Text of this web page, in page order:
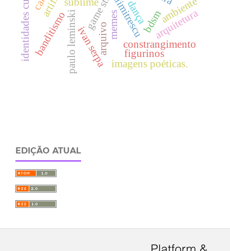
ambiente
bdsm
dimitrescu
memes
sublime
constrangimento
paulo leminski
banditismo ivan serpa
arquivo
imagens poéticas.
dança arquitetura
figurinos
EDIÇÃO ATUAL